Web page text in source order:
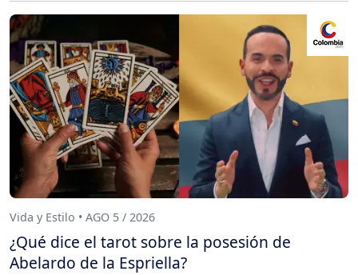
Vida y Estilo • AGO 5 / 2026
¿Qué dice el tarot sobre la posesión de
Abelardo de la Espriella?